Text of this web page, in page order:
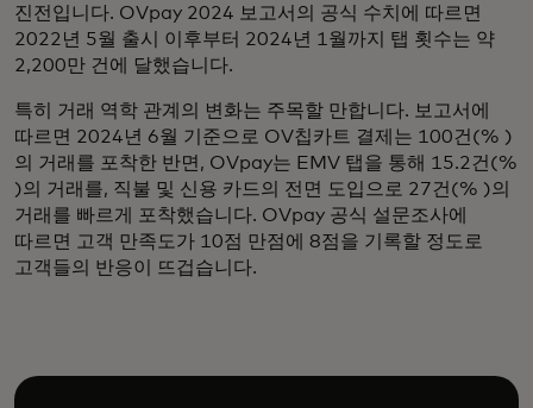
진전입니다. OVpay 2024 보고서의 공식 수치에 따르면
2022년 5월 출시 이후부터 2024년 1월까지 탭 횟수는 약
2,200만 건에 달했습니다.
특히 거래 역학 관계의 변화는 주목할 만합니다. 보고서에
따르면 2024년 6월 기준으로 OV칩카트 결제는 100건(% )
의 거래를 포착한 반면, OVpay는 EMV 탭을 통해 15.2건(%
)의 거래를, 직불 및 신용 카드의 전면 도입으로 27건(% )의
거래를 빠르게 포착했습니다. OVpay 공식 설문조사에
따르면 고객 만족도가 10점 만점에 8점을 기록할 정도로
고객들의 반응이 뜨겁습니다.